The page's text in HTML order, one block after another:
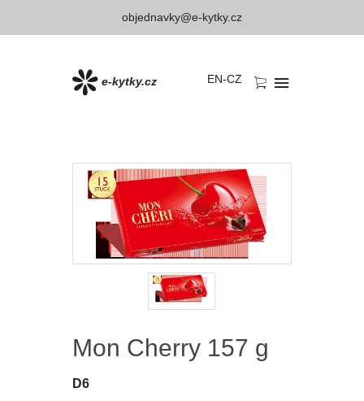
objednavky@e-kytky.cz
e-kytky.cz EN-CZ
Mon Cherry 157 g
D6